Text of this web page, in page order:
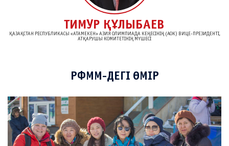
КЕҢЕСІНІҢ (АОК) ВИЦЕ-ПРЕЗИДЕНТІ,
«LANCASTER GROUP KAZAKHSTAN»
РФММ-ДЕГІ ӨМІР